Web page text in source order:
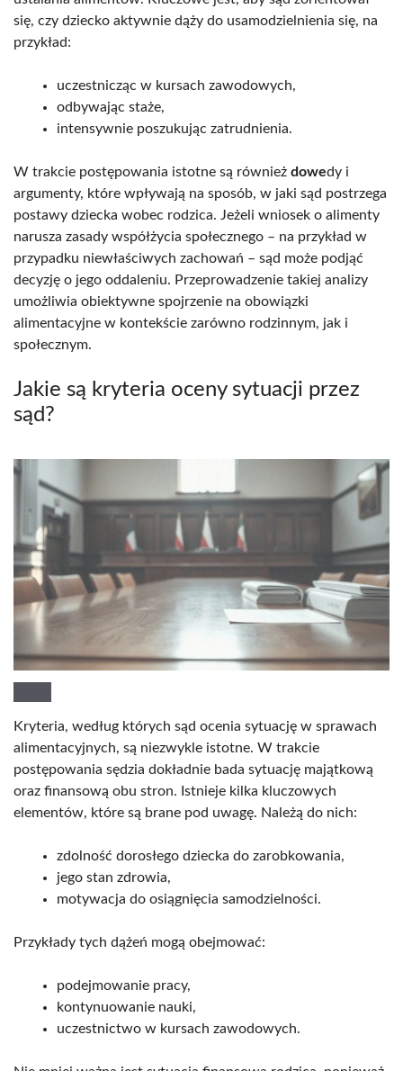
się, czy dziecko aktywnie dąży do usamodzielnienia się, na
przykład:
uczestnicząc w kursach zawodowych,
odbywając staże,
intensywnie poszukując zatrudnienia.
W trakcie postępowania istotne są również dowedy i
argumenty, które wpływają na sposób, w jaki sąd postrzega
postawy dziecka wobec rodzica. Jeżeli wniosek o alimenty
narusza zasady współżycia społecznego – na przykład w
przypadku niewłaściwych zachowań – sąd może podjąć
decyzję o jego oddaleniu. Przeprowadzenie takiej analizy
umożliwia obiektywne spojrzenie na obowiązki
alimentacyjne w kontekście zarówno rodzinnym, jak i
społecznym.
Jakie są kryteria oceny sytuacji przez
sąd?
Kryteria, według których sąd ocenia sytuację w sprawach
alimentacyjnych, są niezwykle istotne. W trakcie
postępowania sędzia dokładnie bada sytuację majątkową
oraz finansową obu stron. Istnieje kilka kluczowych
elementów, które są brane pod uwagę. Należą do nich:
zdolność dorosłego dziecka do zarobkowania,
jego stan zdrowia,
motywacja do osiągnięcia samodzielności.
Przykłady tych dążeń mogą obejmować:
podejmowanie pracy,
kontynuowanie nauki,
uczestnictwo w kursach zawodowych.